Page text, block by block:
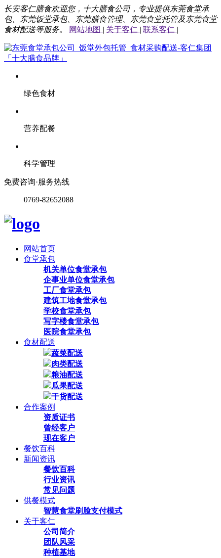
长安客仁膳食欢迎您，十大膳食公司，专业提供东莞食堂承
包、东莞饭堂承包、东莞膳食管理、东莞食堂托管及东莞食堂
食材配送等服务。
网站地图 | 关于客仁 | 联系客仁 |
绿色食材
营养配餐
科学管理
免费咨询·服务热线
0769-82652088
网站首页
食堂承包
机关单位食堂承包
企事业单位食堂承包
工厂食堂承包
建筑工地食堂承包
学校食堂承包
写字楼食堂承包
医院食堂承包
食材配送
蔬菜配送
肉类配送
粮油配送
瓜果配送
干货配送
合作案例
资质证书
曾经客户
现在客户
餐饮百科
新闻资讯
餐饮百科
行业资讯
常见问题
供餐模式
智慧食堂刷脸支付模式
关于客仁
公司简介
团队风采
种植基地